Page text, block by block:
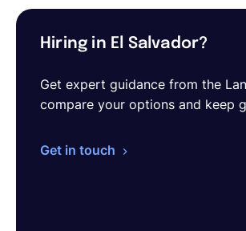
Hiring in El Salvador?
Get expert guidance from the
compare your options and keep
Get in touch